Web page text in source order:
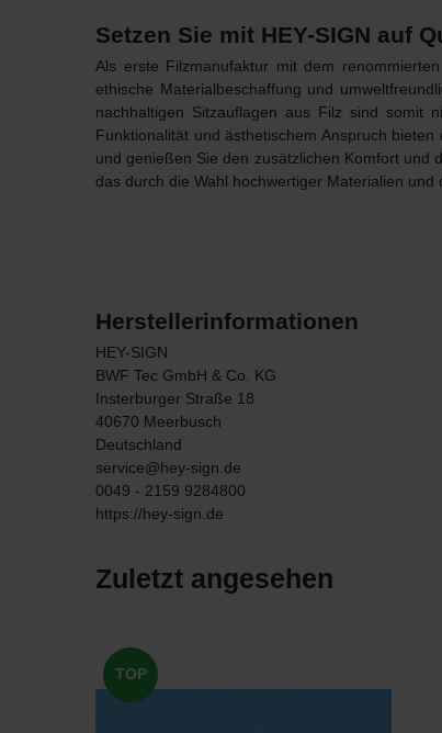
Setzen Sie mit HEY-SIGN auf
Als erste Filzmanufaktur mit dem renommierten
ethische Materialbeschaffung und
nachhaltigen Sitzauflagen aus Filz sind somit
Funktionalität und ästhetischem Anspruch
und genießen Sie den zusätzlichen Komfort und
das durch die Wahl hochwertiger Materialien
Herstellerinformationen
HEY-SIGN
BWF Tec GmbH & Co. KG
Insterburger Straße 18
40670 Meerbusch
Deutschland
service@hey-sign.de
0049 - 2159 9284800
https://hey-sign.de
Zuletzt angesehen
TOP